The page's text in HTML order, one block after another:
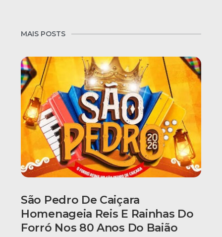
MAIS POSTS
São Pedro De Caiçara
Homenageia Reis E Rainhas Do
Forró Nos 80 Anos Do Baião